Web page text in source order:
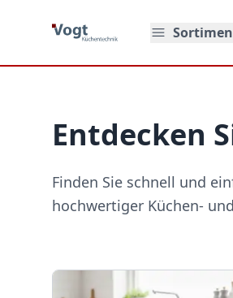
Entdecken
Finden Sie schnell und
hochwertiger Küchen-